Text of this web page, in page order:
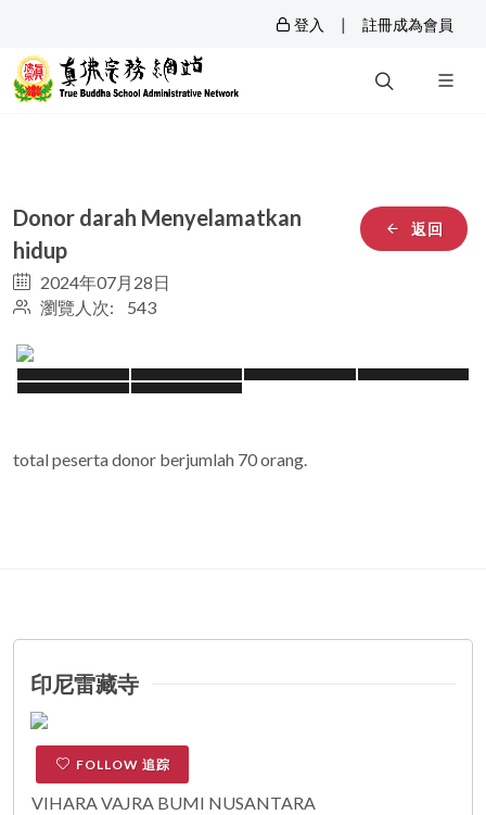
登入 | 註冊成為會員
返回
Donor darah Menyelamatkan
hidup
2024年07月28日
瀏覽人次: 543
total peserta donor berjumlah 70 orang.
印尼雷藏寺
FOLLOW 追踪
VIHARA VAJRA BUMI NUSANTARA